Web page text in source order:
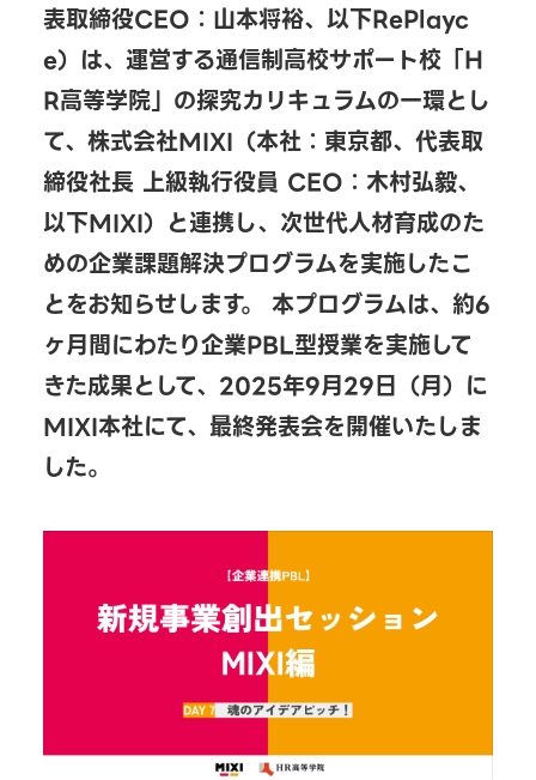
表取締役CEO：山本将裕、以下RePlayc
e）は、運営する通信制高校サポート校「H
R高等学院」の探究カリキュラムの一環とし
て、株式会社MIXI（本社：東京都、代表取
締役社長 上級執行役員 CEO：木村弘毅、
以下MIXI）と連携し、次世代人材育成のた
めの企業課題解決プログラムを実施したこ
とをお知らせします。 本プログラムは、約6
ヶ月間にわたり企業PBL型授業を実施して
きた成果として、2025年9月29日（月）に
MIXI本社にて、最終発表会を開催いたしま
した。